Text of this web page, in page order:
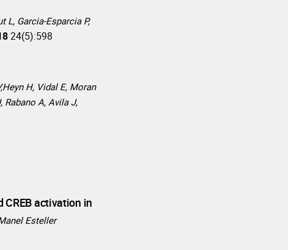
L, Garcia-Esparcia P,
24(5):598
H, Vidal E, Moran
Rabano A, Avila J,
activation in
Esteller